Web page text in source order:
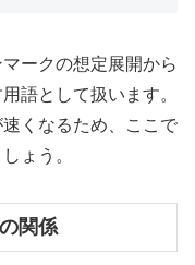
ークの想定展開から
語として扱います。
くなるため、ここで
ょう。
関係